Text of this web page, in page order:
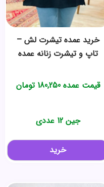
خرید عمده تیشرت لش –
تاپ و تیشرت زنانه عمده
قیمت عمده180,250 تومان
جین 12 عددی
خرید